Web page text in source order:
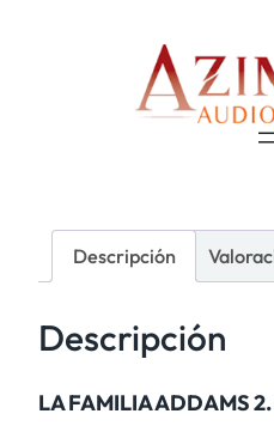
Descripción
Descripción
LA FAMILIA ADDAMS